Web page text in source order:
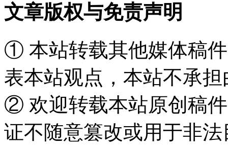
文章版权与免责声明
① 本站转载其他媒体稿
表本站观点，本站不承
② 欢迎转载本站原创稿
证不随意篡改或用于非